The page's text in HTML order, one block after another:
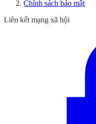
Chính sách bảo mật
Liên kết mạng xã hội